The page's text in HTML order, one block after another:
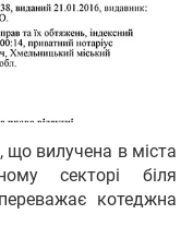
вилучена в міста
секторі біля
котеджна